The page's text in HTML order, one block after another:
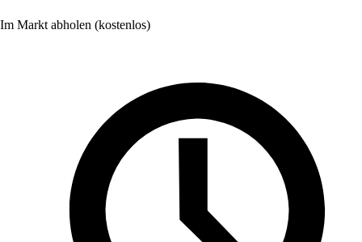
Im Markt abholen (kostenlos)